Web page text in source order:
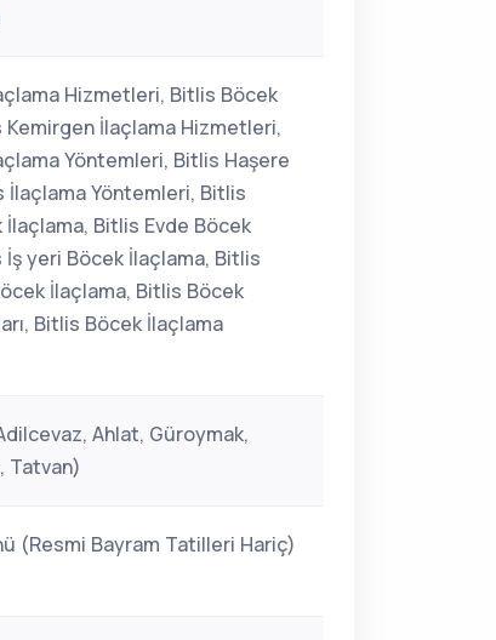
Hizmetleri, Bitlis Böcek
Kemirgen İlaçlama Hizmetleri,
Yöntemleri, Bitlis Haşere
İlaçlama Yöntemleri, Bitlis
İlaçlama, Bitlis Evde Böcek
yeri Böcek İlaçlama, Bitlis
İlaçlama, Bitlis Böcek
Bitlis Böcek İlaçlama
Ahlat, Güroymak,
Tatvan)
(Resmi Bayram Tatilleri Hariç)